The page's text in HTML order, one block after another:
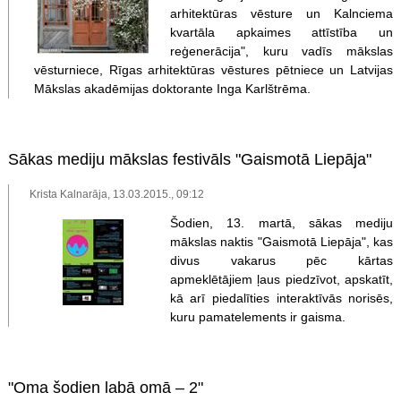
arhitektūras vēsture un Kalnciema
kvartāla apkaimes attīstība un
reģenerācija", kuru vadīs mākslas
vēsturniece, Rīgas arhitektūras vēstures pētniece un Latvijas
Mākslas akadēmijas doktorante Inga Karlštrēma.
Sākas mediju mākslas festivāls "Gaismotā Liepāja"
Krista Kalnarāja, 13.03.2015., 09:12
Šodien, 13. martā, sākas mediju
mākslas naktis "Gaismotā Liepāja", kas
divus vakarus pēc kārtas
apmeklētājiem ļaus piedzīvot, apskatīt,
kā arī piedalīties interaktīvās norisēs,
kuru pamatelements ir gaisma.
"Oma šodien labā omā – 2"